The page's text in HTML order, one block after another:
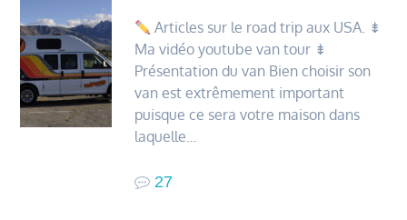
Articles sur le road trip aux USA. ⇟
Ma vidéo youtube van tour ⇟
Présentation du van Bien choisir son
van est extrêmement important
puisque ce sera votre maison dans
laquelle…
27